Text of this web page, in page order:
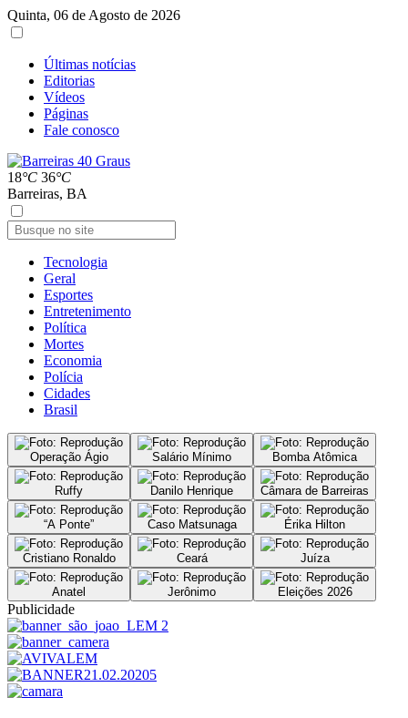
Quinta, 06 de Agosto de 2026
Últimas notícias
Editorias
Vídeos
Páginas
Fale conosco
18°C 36°C
Barreiras, BA
Tecnologia
Geral
Esportes
Entretenimento
Política
Mortes
Economia
Polícia
Cidades
Brasil
Operação Ágio Salário Mínimo Bomba Atômica
Ruffy Danilo Henrique Câmara de Barreiras
“A Ponte” Caso Matsunaga Érika Hilton
Cristiano Ronaldo Ceará Juíza
Anatel Jerônimo Eleições 2026
Publicidade